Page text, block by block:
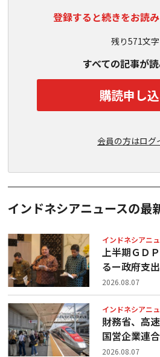
登録すると続きをお読
残り571文字
すべての記事が
購読申し
会員の方はログ
インドネシアニュースの最
インドネシアニ
上半期ＧＤ
るー政府支
2026.08.07
インドネシアニ
財務省、高
国営企業連
2026.08.07